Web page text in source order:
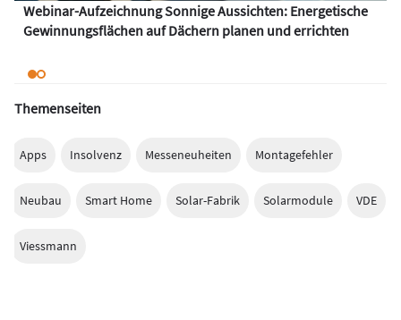
Webinar-Aufzeichnung Sonnige Aussichten: Energetische
Gewinnungsflächen auf Dächern planen und errichten
Themenseiten
Apps Insolvenz Messeneuheiten Montagefehler
Neubau Smart Home Solar-Fabrik Solarmodule VDE
Viessmann